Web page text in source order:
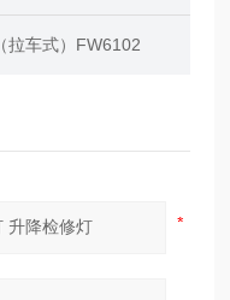
拉车式）FW6102